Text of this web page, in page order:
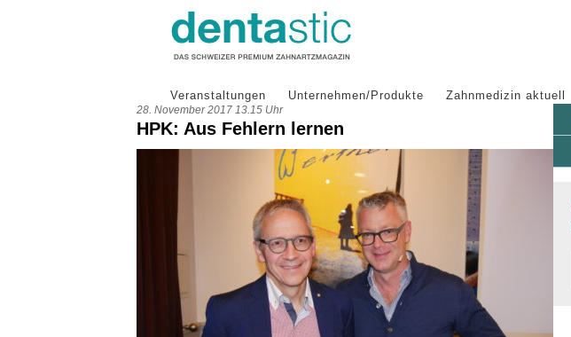
Veranstaltungen Unternehmen/Produkte Zahnmedizin aktuell
28. November 2017 13.15 Uhr
HPK: Aus Fehlern lernen